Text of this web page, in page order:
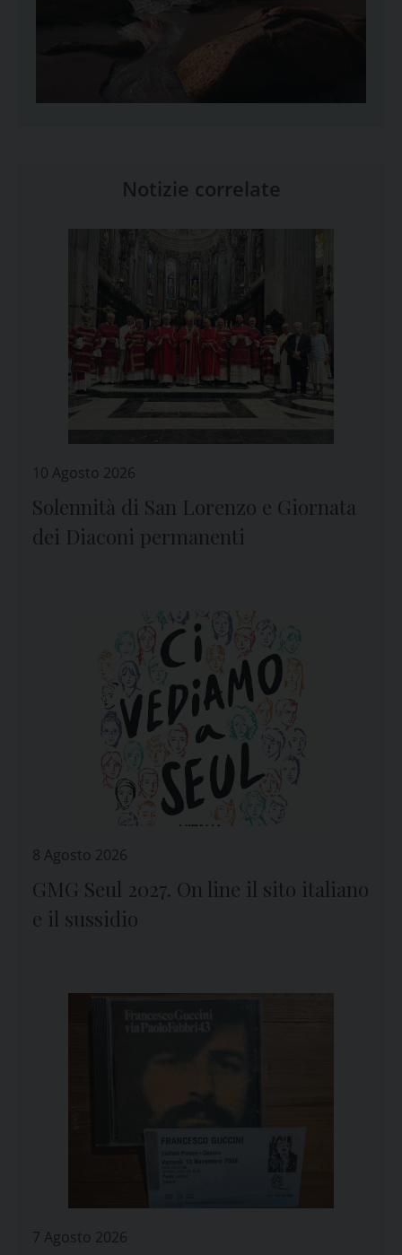
Notizie correlate
10 Agosto 2026
Solennità di San Lorenzo e Giornata
dei Diaconi permanenti
8 Agosto 2026
GMG Seul 2027. On line il sito italiano
e il sussidio
7 Agosto 2026